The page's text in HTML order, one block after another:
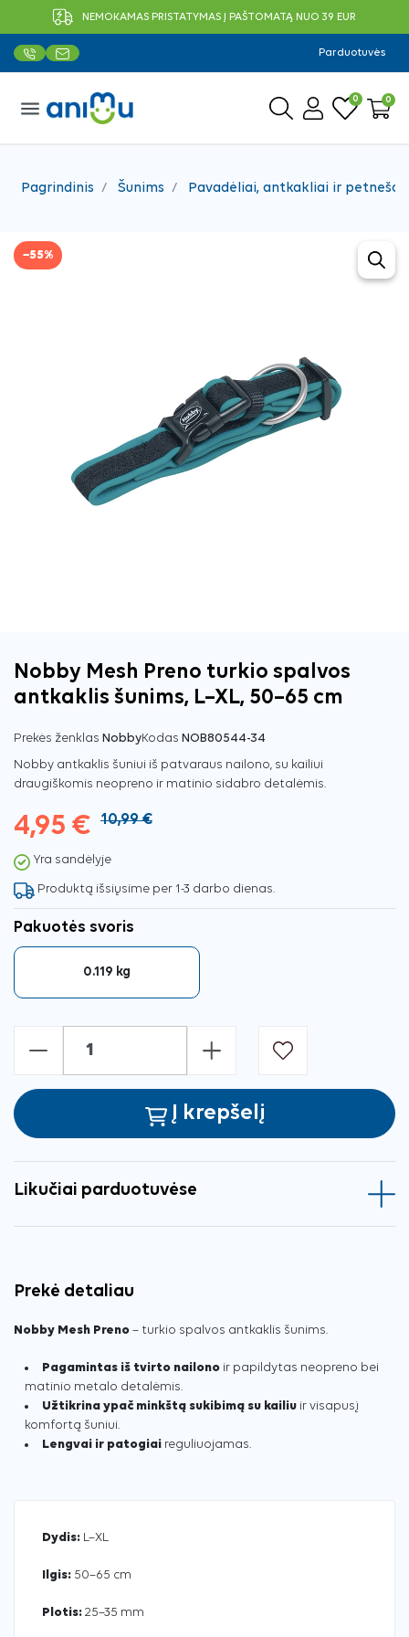
NEMOKAMAS PRISTATYMAS Į PAŠTOMATĄ NUO 39 EUR
Parduotuvės
menu 0 0
Pagrindinis Šunims Pavadėliai, antkakliai ir petnešos
−55%
Nobby Mesh Preno turkio spalvos
antkaklis šunims, L–XL, 50–65 cm
Prekės ženklas NobbyKodas NOB80544-34
Nobby antkaklis šuniui iš patvaraus nailono, su kailiui
draugiškomis neopreno ir matinio sidabro detalėmis.
4,95 € 10,99 €
Yra sandėlyje
Produktą išsiųsime per 1-3 darbo dienas.
Pakuotės svoris
0.119 kg
- +
Į krepšelį
Likučiai parduotuvėse
Prekė detaliau
Nobby Mesh Preno – turkio spalvos antkaklis šunims.
Pagamintas iš tvirto nailono ir papildytas neopreno bei
matinio metalo detalėmis.
Užtikrina ypač minkštą sukibimą su kailiu ir visapusį
komfortą šuniui.
Lengvai ir patogiai reguliuojamas.
Dydis: L–XL
Ilgis: 50–65 cm
Plotis: 25–35 mm